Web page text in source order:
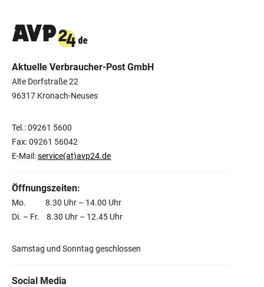
Aktuelle Verbraucher-Post GmbH
Alte Dorfstraße 22
96317 Kronach-Neuses
Tel.: 09261 5600
Fax: 09261 56042
E-Mail:service(at)avp24.de
Öffnungszeiten:
Mo. 8.30 Uhr – 14.00 Uhr
Di. – Fr. 8.30 Uhr – 12.45 Uhr
Samstag und Sonntag geschlossen
Social Media